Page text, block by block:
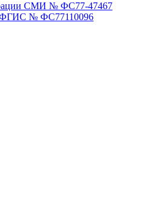
СМИ № ФС77-47467
ФГИС № ФС77110096